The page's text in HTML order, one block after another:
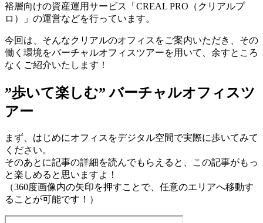
裕層向けの資産運用サービス「CREAL PRO（クリアルプ
ロ）」の運営などを行っています。
今回は、そんなクリアルのオフィスをご案内いただき、その
働く環境をバーチャルオフィスツアーを用いて、余すところ
なくご紹介いたします！
”歩いて楽しむ” バーチャルオフィスツ
アー
まず、はじめにオフィスをデジタル空間で実際に歩いてみて
ください。
そのあとに記事の詳細を読んでもらえると、この記事がもっ
と楽しめると思いますよ！
（360度画像内の矢印を押すことで、任意のエリアへ移動す
ることが可能です！）